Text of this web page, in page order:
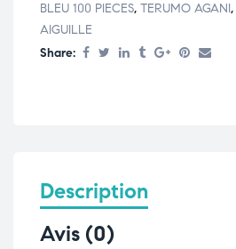
BLEU 100 PIECES, TERUMO AGANI,
AIGUILLE
Share:
Description
Avis (0)